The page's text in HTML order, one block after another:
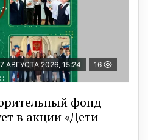
7 АВГУСТА 2026, 15:24 16
фонд
в акции «Дети